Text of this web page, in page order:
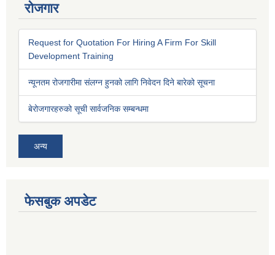
रोजगार
Request for Quotation For Hiring A Firm For Skill
Development Training
न्यूनतम रोजगारीमा संलग्न हुनको लागि निवेदन दिने बारेको सूचना
बेरोजगारहरुको सूची सार्वजनिक सम्बन्धमा
अन्य
फेसबुक अपडेट